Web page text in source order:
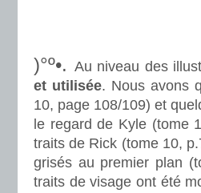
)°º•. Au niveau des
et utilisée. Nous avons
10, page 108/109) et
le regard de Kyle (tome
traits de Rick (tome 10,
grisés au premier plan
traits de visage ont été